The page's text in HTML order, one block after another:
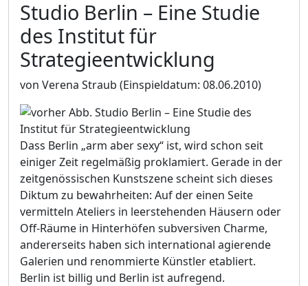
Studio Berlin – Eine Studie
des Institut für
Strategieentwicklung
von Verena Straub (Einspieldatum: 08.06.2010)
Dass Berlin „arm aber sexy“ ist, wird schon seit
einiger Zeit regelmäßig proklamiert. Gerade in der
zeitgenössischen Kunstszene scheint sich dieses
Diktum zu bewahrheiten: Auf der einen Seite
vermitteln Ateliers in leerstehenden Häusern oder
Off-Räume in Hinterhöfen subversiven Charme,
andererseits haben sich international agierende
Galerien und renommierte Künstler etabliert.
Berlin ist billig und Berlin ist aufregend.